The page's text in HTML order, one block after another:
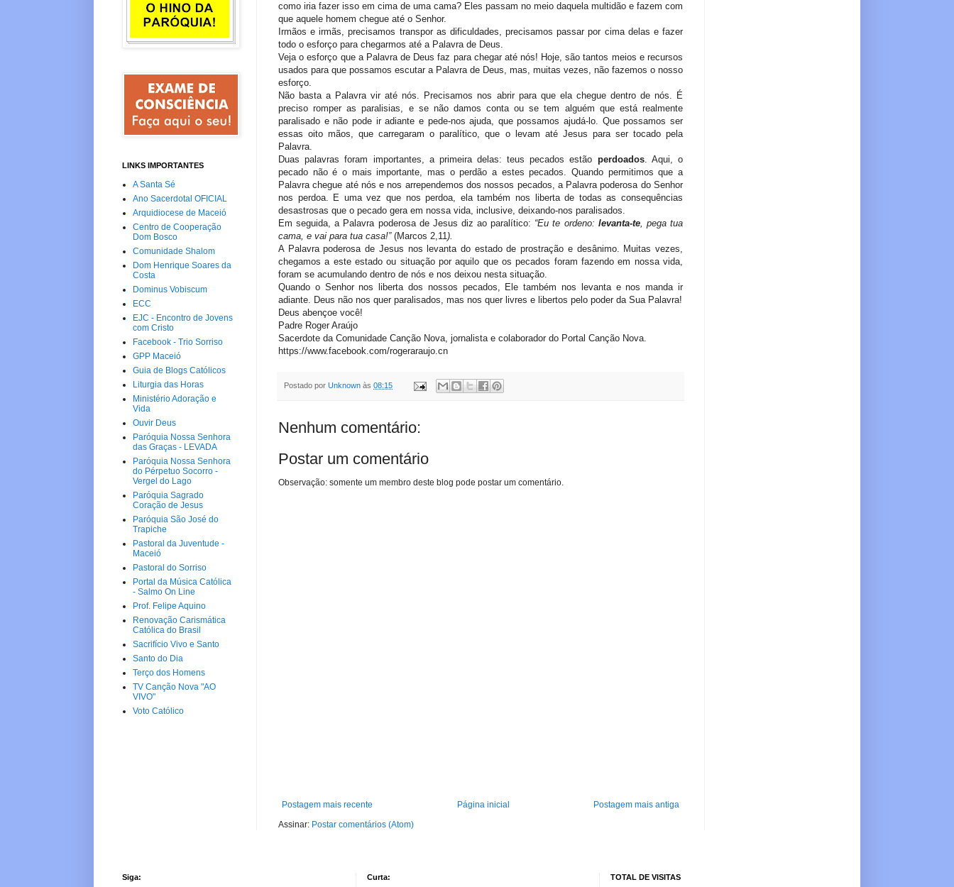
como iria fazer isso em cima de uma cama? Eles passam no meio daquela multidão e fazem com
que aquele homem chegue até o Senhor.
Irmãos e irmãs, precisamos transpor as dificuldades, precisamos passar por cima delas e fazer
todo o esforço para chegarmos até a Palavra de Deus.
Veja o esforço que a Palavra de Deus faz para chegar até nós! Hoje, são tantos meios e recursos
usados para que possamos escutar a Palavra de Deus, mas, muitas vezes, não fazemos o nosso
esforço.
Não basta a Palavra vir até nós. Precisamos nos abrir para que ela chegue dentro de nós. É
preciso romper as paralisias, e se não damos conta ou se tem alguém que está realmente
paralisado e não pode ir adiante e pede-nos ajuda, que possamos ajudá-lo. Que possamos ser
essas oito mãos, que carregaram o paralítico, que o levam até Jesus para ser tocado pela
Palavra.
Duas palavras foram importantes, a primeira delas: teus pecados estão perdoados. Aqui, o
pecado não é o mais importante, mas o perdão a estes pecados. Quando permitimos que a
Palavra chegue até nós e nos arrependemos dos nossos pecados, a Palavra poderosa do Senhor
nos perdoa. E uma vez que nos perdoa, ela também nos liberta de todas as consequências
desastrosas que o pecado gera em nossa vida, inclusive, deixando-nos paralisados.
Em seguida, a Palavra poderosa de Jesus diz ao paralítico: “Eu te ordeno: levanta-te, pega tua
cama, e vai para tua casa!”(Marcos 2,11).
A Palavra poderosa de Jesus nos levanta do estado de prostração e desânimo. Muitas vezes,
chegamos a este estado ou situação por aquilo que os pecados foram fazendo em nossa vida,
foram se acumulando dentro de nós e nos deixou nesta situação.
Quando o Senhor nos liberta dos nossos pecados, Ele também nos levanta e nos manda ir
adiante. Deus não nos quer paralisados, mas nos quer livres e libertos pelo poder da Sua Palavra!
Deus abençoe você!
Padre Roger Araújo
Sacerdote da Comunidade Canção Nova, jornalista e colaborador do Portal Canção Nova.
https://www.facebook.com/rogeraraujo.cn
Postado por Unknown às 08:15
Nenhum comentário:
Postar um comentário
Observação: somente um membro deste blog pode postar um comentário.
Postagem mais recente Postagem mais antiga
Página inicial
Assinar: Postar comentários (Atom)
LINKS IMPORTANTES
A Santa Sé
Ano Sacerdotal OFICIAL
Arquidiocese de Maceió
Centro de Cooperação
Dom Bosco
Comunidade Shalom
Dom Henrique Soares da
Costa
Dominus Vobiscum
ECC
EJC - Encontro de Jovens
com Cristo
Facebook - Trio Sorriso
GPP Maceió
Guia de Blogs Católicos
Liturgia das Horas
Ministério Adoração e
Vida
Ouvir Deus
Paróquia Nossa Senhora
das Graças - LEVADA
Paróquia Nossa Senhora
do Pérpetuo Socorro -
Vergel do Lago
Paróquia Sagrado
Coração de Jesus
Paróquia São José do
Trapiche
Pastoral da Juventude -
Maceió
Pastoral do Sorriso
Portal da Música Católica
- Salmo On Line
Prof. Felipe Aquino
Renovação Carismática
Católica do Brasil
Sacrifício Vivo e Santo
Santo do Dia
Terço dos Homens
TV Canção Nova "AO
VIVO"
Voto Católico
Siga: Curta: TOTAL DE VISITAS